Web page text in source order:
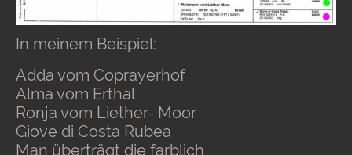
In meinem Beispiel:
Adda vom Coprayerhof
Alma vom Erthal
Ronja vom Liether- Moor
Giove di Costa Rubea
Man überträgt die farblich